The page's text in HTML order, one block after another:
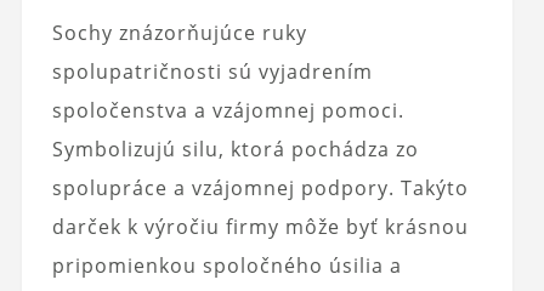
Sochy znázorňujúce ruky
spolupatričnosti sú vyjadrením
spoločenstva a vzájomnej pomoci.
Symbolizujú silu, ktorá pochádza zo
spolupráce a vzájomnej podpory. Takýto
darček k výročiu firmy môže byť krásnou
pripomienkou spoločného úsilia a